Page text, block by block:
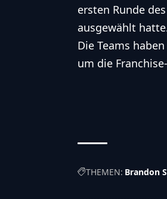
ersten Runde
ausgewählt
Die Teams
um die
THEMEN: Brandon